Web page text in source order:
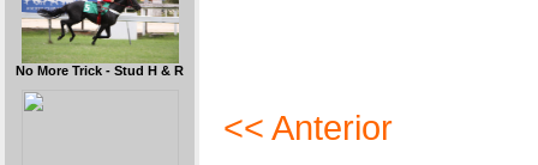
No More Trick - Stud H & R
<< Anterior